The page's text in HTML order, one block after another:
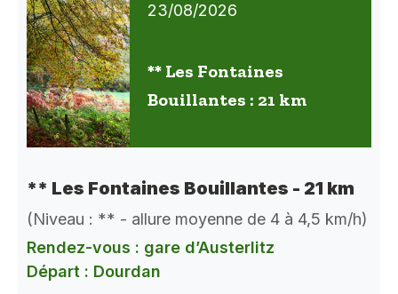
23/08/2026
** Les Fontaines
Bouillantes : 21 km
** Les Fontaines Bouillantes - 21 km
(Niveau : ** - allure moyenne de 4 à 4,5 km/h)
Rendez-vous : gare d’Austerlitz
Départ : Dourdan